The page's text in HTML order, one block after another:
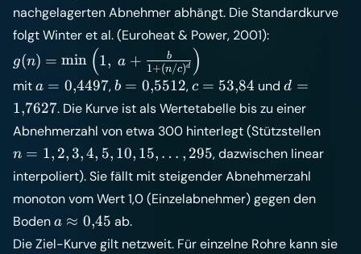
nachgelagerten Abnehmer abhängt. Die Standardkurve
folgt Winter et al. (Euroheat & Power, 2001):
g(n) = \min\left(1,\; a +
\frac{b}{1 +
\left(n/c\right)^{d}}\right)
g(n) = min (1, a + 1+(n/c)d
b )
mita =
0{,}4497
a = 0,4497,b =
0{,}5512
b = 0,5512,c =
53{,}84
c = 53,84 undd =
1{,}7627
d =
1,7627. Die Kurve ist als Wertetabelle bis zu einer
Abnehmerzahl von etwa 300 hinterlegt (Stützstellen
1, 2,
295
n = 1, 2,3, 4, 5, 10, 15, … , 295, dazwischen linear
interpoliert). Sie fällt mit steigender Abnehmerzahl
monoton vom Wert 1,0 (Einzelabnehmer) gegen den
Bodena
\approx
a ≈ 0,45 ab.
Die Ziel-Kurve gilt netzweit. Für einzelne Rohre kann sie